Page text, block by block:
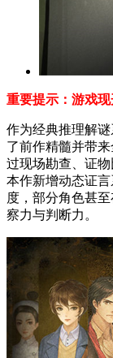
重要提示：游戏
作为经典推理解
了前作精髓并带
过现场勘查、证
本作新增动态证
度，部分角色甚
察力与判断力。